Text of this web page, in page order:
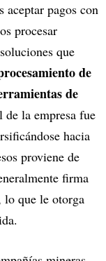
aceptar pagos con
procesar
que
de
de
la empresa fue
hacia
proviene de
firma
lo que le otorga